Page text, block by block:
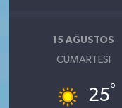
15 AĞUSTOS
CUMARTESI
25°